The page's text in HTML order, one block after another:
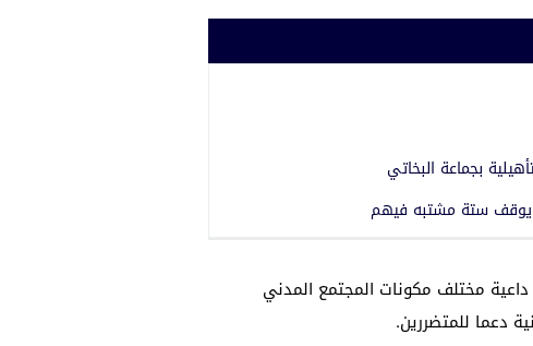
بجماعة البخاتي
ستة مشتبه فيهم
داعية مختلف مكونات المجتمع المدني
دعما للمتضررين.